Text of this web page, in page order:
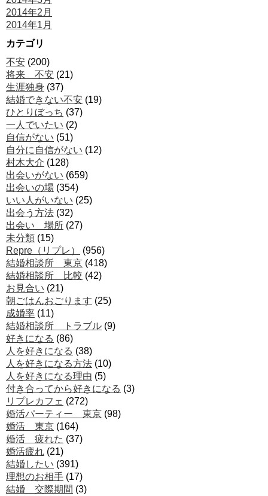
2014年2月
2014年1月
カテゴリ
不安 (200)
将来 不安 (21)
生涯独身 (37)
結婚できない不安 (19)
ひとりぼっち (37)
一人でいたい (2)
自信がない (51)
自分に自信がない (12)
村木大介 (128)
出会いがない (659)
出会いの場 (354)
いい人がいない (25)
出会う方法 (32)
出会い 場所 (27)
未分類 (15)
Repre（リプレ）
(956)
結婚相談所 東京 (418)
結婚相談所 比較 (42)
お見合い (21)
朝ごはんおごります (25)
成婚率 (11)
結婚相談所 トラブル (9)
好きになる (86)
人を好きになる (38)
人を好きになる方法 (10)
人を好きになる理由 (5)
付き合ってから好きになる (3)
リプレカフェ (272)
婚活パーティー 東京 (98)
婚活 東京 (164)
婚活 疲れた (37)
婚活疲れ (21)
結婚したい (391)
理想のお相手 (17)
結婚 交際期間 (3)